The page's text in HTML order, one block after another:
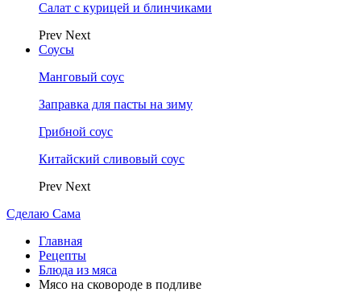
Салат с курицей и блинчиками
Prev Next
Соусы
Манговый соус
Заправка для пасты на зиму
Грибной соус
Китайский сливовый соус
Prev Next
Сделаю Сама
Главная
Рецепты
Блюда из мяса
Мясо на сковороде в подливе